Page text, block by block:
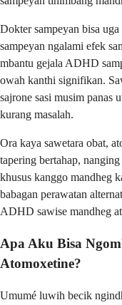
Dokter sampeyan bisa
sampeyan ngalami efek
mbantu gejala ADHD
owah kanthi signifikan.
sajrone sasi musim panas
kurang masalah.
Ora kaya sawetara obat,
tapering bertahap,
khusus kanggo mandheg
babagan perawatan
ADHD sawise mandheg
Apa Aku Bisa
Atomoxetine?
Umumé luwih becik